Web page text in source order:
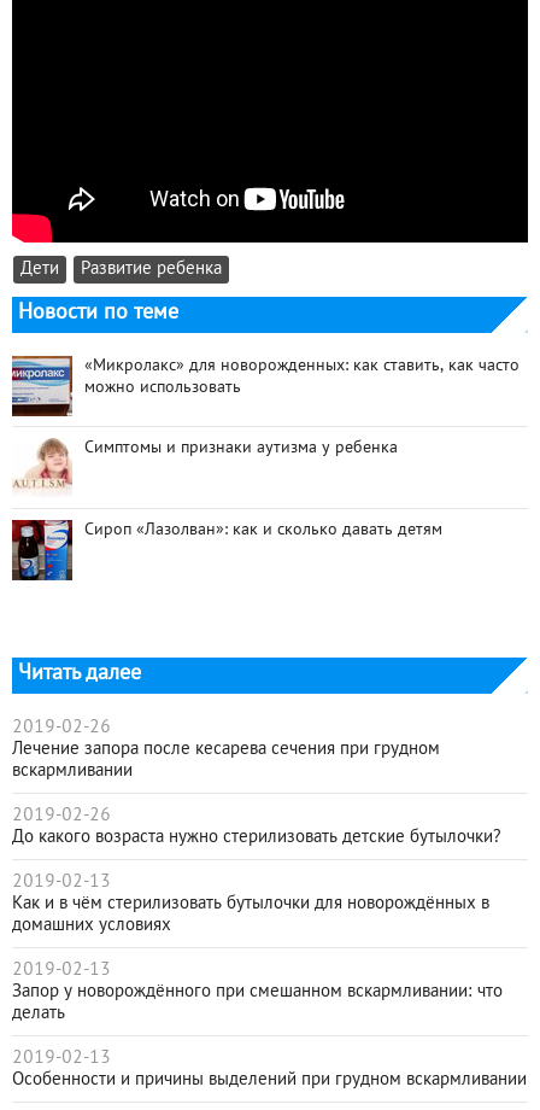
Дети Развитие ребенка
Новости по теме
«Микролакс» для новорожденных: как ставить, как часто
можно использовать
Симптомы и признаки аутизма у ребенка
Сироп «Лазолван»: как и сколько давать детям
Читать далее
2019-02-26
Лечение запора после кесарева сечения при грудном
вскармливании
2019-02-26
До какого возраста нужно стерилизовать детские бутылочки?
2019-02-13
Как и в чём стерилизовать бутылочки для новорождённых в
домашних условиях
2019-02-13
Запор у новорождённого при смешанном вскармливании: что
делать
2019-02-13
Особенности и причины выделений при грудном вскармливании